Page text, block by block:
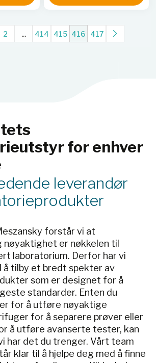
2 ... 414 415 416 417
for enhver
leverandør
forstår vi at
er nøkkelen til
laboratorium. Derfor har vi
å tilby et bredt spekter av
som er designet for å
standarder. Enten du
for å utføre nøyaktige
for å separere prøver eller
å utføre avanserte tester, kan
har det du trenger. Vårt team
klar til å hjelpe deg med å finne